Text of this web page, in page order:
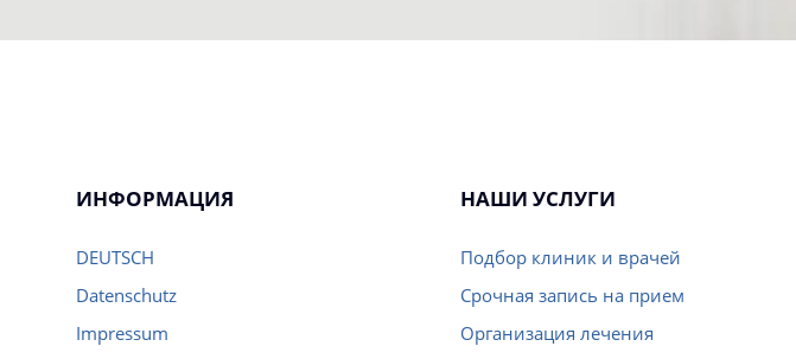
ИНФОРМАЦИЯ
DEUTSCH
Datenschutz
Impressum
НАШИ УСЛУГИ
Подбор клиник и врачей
Срочная запись на прием
Организация лечения